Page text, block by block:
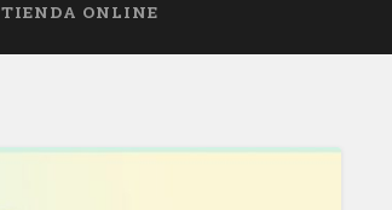
TIENDA ONLINE